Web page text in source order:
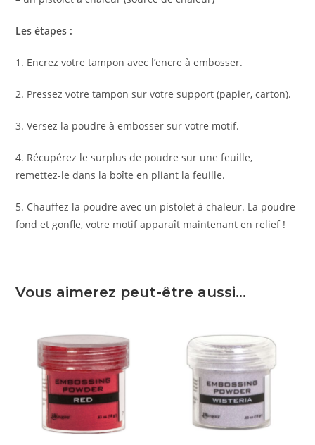
Les étapes :
1. Encrez votre tampon avec l’encre à embosser.
2. Pressez votre tampon sur votre support (papier, carton).
3. Versez la poudre à embosser sur votre motif.
4. Récupérez le surplus de poudre sur une feuille,
remettez-le dans la boîte en pliant la feuille.
5. Chauffez la poudre avec un pistolet à chaleur. La poudre
fond et gonfle, votre motif apparaît maintenant en relief !
Vous aimerez peut-être aussi…